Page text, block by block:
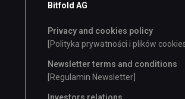
Bitfold AG
Privacy and cookies policy
[Polityka prywatności i plików
Newsletter terms and conditions
[Regulamin Newsletter]